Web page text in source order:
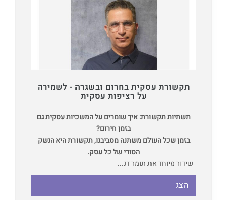
תקשורת עסקית בחרום ובשגרה - לשמירה
על רציפות עסקית
תשתיות תקשורת: איך שומרים על המשכיות עסקית גם
בזמן חירום?
בזמן שכל העולם משתנה מסביבנו, תקשורת היא הנשק
הסודי של כל עסק.
שידור מיוחד את תומר דנ...
הצג